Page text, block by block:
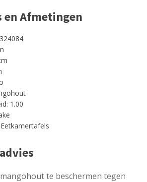
en Afmetingen
1.00
te beschermen tegen